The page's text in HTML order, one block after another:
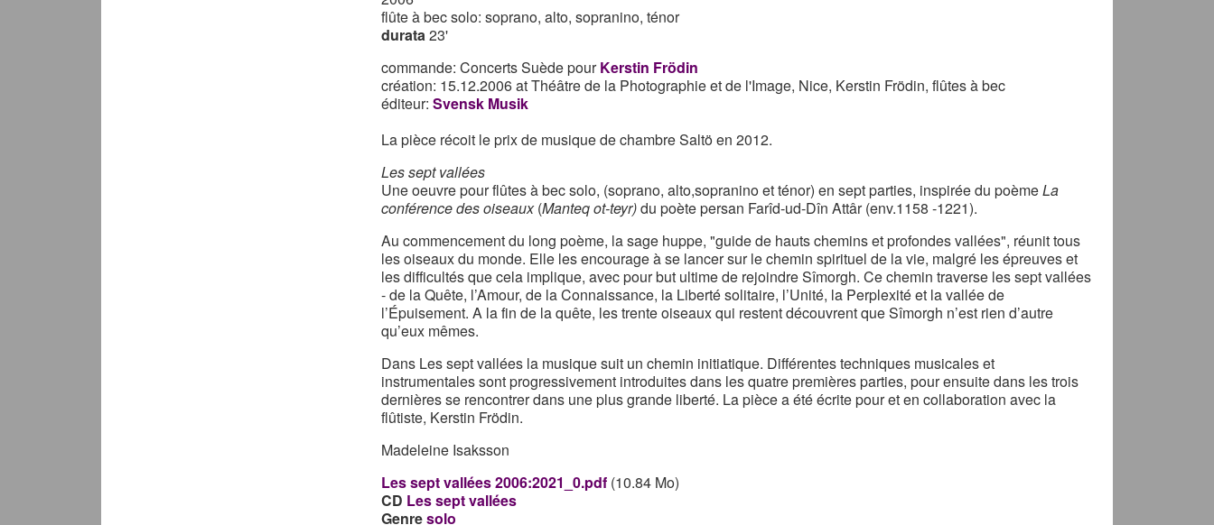
flûte à bec solo: soprano, alto, sopranino, ténor
durata23'
commande: Concerts Suède pourKerstin Frödin
création: 15.12.2006 at Théâtre de la Photographie et de l'Image, Nice, Kerstin Frödin, flûtes à bec
éditeur: Svensk Musik
La pièce récoit le prix de musique de chambre Saltö en 2012.
Les sept vallées
Une oeuvre pour flûtes à bec solo, (soprano, alto,sopranino et ténor) en sept parties, inspirée du poèmeLa
conférence des oiseaux(Manteq ot-teyr)du poète persan Farîd-ud-Dîn Attâr (env.1158 -1221).
Au commencement du long poème, la sage huppe, "guide de hauts chemins et profondes vallées", réunit tous
les oiseaux du monde. Elle les encourage à se lancer sur le chemin spirituel de la vie, malgré les épreuves et
les difficultés que cela implique, avec pour but ultime de rejoindre Sîmorgh. Ce chemin traverse les sept vallées
- de la Quête, l’Amour, de la Connaissance, la Liberté solitaire, l’Unité, la Perplexité et la vallée de
l’Épuisement. A la fin de la quête, les trente oiseaux qui restent découvrent que Sîmorgh n’est rien d’autre
qu’eux mêmes.
Dans Les sept vallées la musique suit un chemin initiatique. Différentes techniques musicales et
instrumentales sont progressivement introduites dans les quatre premières parties, pour ensuite dans les trois
dernières se rencontrer dans une plus grande liberté. La pièce a été écrite pour et en collaboration avec la
flûtiste, Kerstin Frödin.
Madeleine Isaksson
Les sept vallées 2006:2021_0.pdf (10.84 Mo)
CD Les sept vallées
Genresolo